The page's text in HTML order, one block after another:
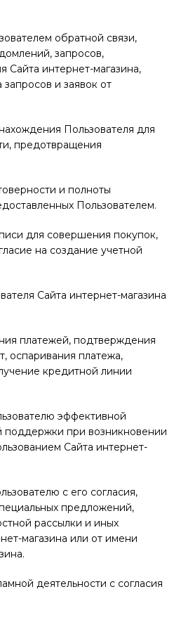
обратной связи,
запросов,
Сайта интернет-магазина,
запросов и заявок от
Пользователя для
предотвращения
и полноты
Пользователем.
для совершения покупок,
на создание учетной
Сайта интернет-магазина
платежей, подтверждения
оспаривания платежа,
кредитной линии
эффективной
поддержки при возникновении
Сайта интернет-
с его согласия,
предложений,
рассылки и иных
магазина или от имени
деятельности с согласия